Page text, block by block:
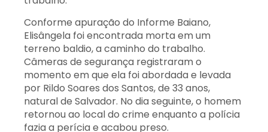
Conforme apuração do Informe Baiano,
Elisângela foi encontrada morta em um
terreno baldio, a caminho do trabalho.
Câmeras de segurança registraram o
momento em que ela foi abordada e levada
por Rildo Soares dos Santos, de 33 anos,
natural de Salvador. No dia seguinte, o homem
retornou ao local do crime enquanto a polícia
fazia a perícia e acabou preso.